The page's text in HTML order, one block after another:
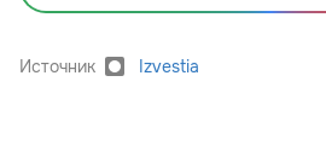
Источник Izvestia